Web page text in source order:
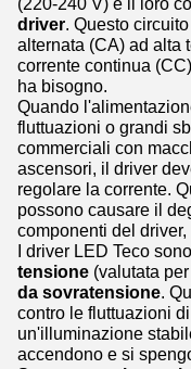
driver. Questo
alternata (CA) ad alta
corrente continua
ha bisogno.
Quando
fluttuazioni o grandi
commerciali con
ascensori, il driver
regolare la corrente.
possono causare il
componenti del
I driver LED Teco
tensione (valutata
da sovratensione.
contro le fluttuazioni
un'illuminazione
accendono e si